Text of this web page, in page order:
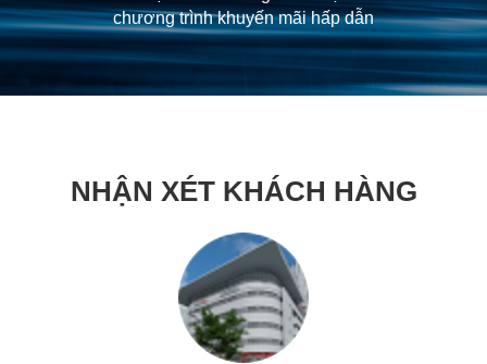
chương trình khuyến mãi hấp dẫn
NHẬN XÉT KHÁCH HÀNG